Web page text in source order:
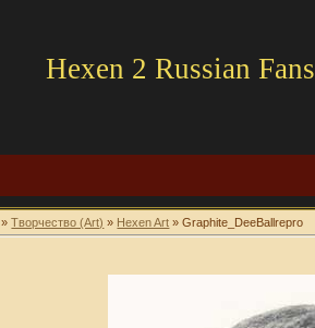
Hexen 2 Russian Fans
»Творчество (Art) » Hexen Art » Graphite_DeeBallrepro